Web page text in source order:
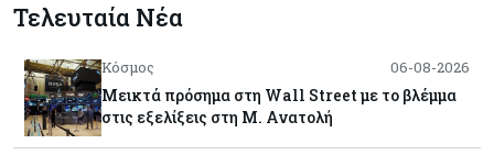
Τελευταία Νέα
Κόσμος 06-08-2026
Μεικτά πρόσημα στη Wall Street με το βλέμμα
στις εξελίξεις στη Μ. Ανατολή